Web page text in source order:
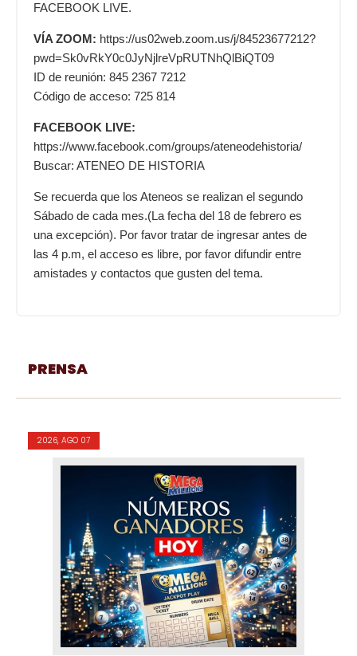
FACEBOOK LIVE.
VÍA ZOOM: https://us02web.zoom.us/j/84523677212?
pwd=Sk0vRkY0c0JyNjlreVpRUTNhQlBiQT09
ID de reunión: 845 2367 7212
Código de acceso: 725 814
FACEBOOK LIVE:
https://www.facebook.com/groups/ateneodehistoria/
Buscar: ATENEO DE HISTORIA
Se recuerda que los Ateneos se realizan el segundo
Sábado de cada mes.(La fecha del 18 de febrero es
una excepción). Por favor tratar de ingresar antes de
las 4 p.m, el acceso es libre, por favor difundir entre
amistades y contactos que gusten del tema.
PRENSA
2026, AGO 07